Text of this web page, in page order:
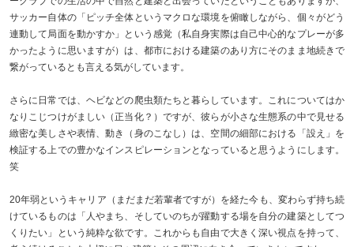
サッカー自体の「ピッチ全体というマクロな環境を俯瞰しながら、個々がどう
連動して局面を動かすか」という感覚（私自身実際は自己中心的なプレーが多
かったように思いますが）は、都市における建築のあり方にそのまま地続きで
繋がっているとも言える気がしています。
さらに日常では、ヘビなどの爬虫類たちと暮らしています。これについてはか
なりこじつけがましい（正当化？）ですが、彼らが小さな生態系の中で見せる
緻密な美しさや表情、動き（身のこなし）は、空間の細部における「設え」を
検証する上での豊かなインスピレーションとなっていると思うようにします。
笑
20年弱というキャリア（まだまだ若輩者ですが）を経た今も、変わらず持ち続
けているものは「人やまち、そしていのちが躍動する場を自分の建築としてつ
くりたい」という純粋な欲です。これからも自由で大きく深い視点を持って、